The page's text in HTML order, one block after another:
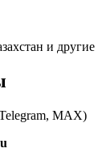
и
MAX)